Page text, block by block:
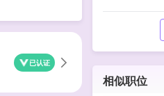
已认证
相似职位